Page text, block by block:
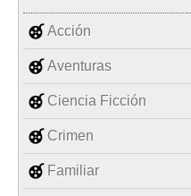
Acción
Aventuras
Ciencia Ficción
Crimen
Familiar